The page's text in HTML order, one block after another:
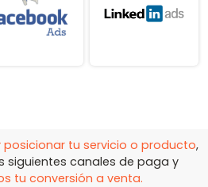
posicionar tu servicio o producto,
siguientes canales de paga y
tu conversión a venta.